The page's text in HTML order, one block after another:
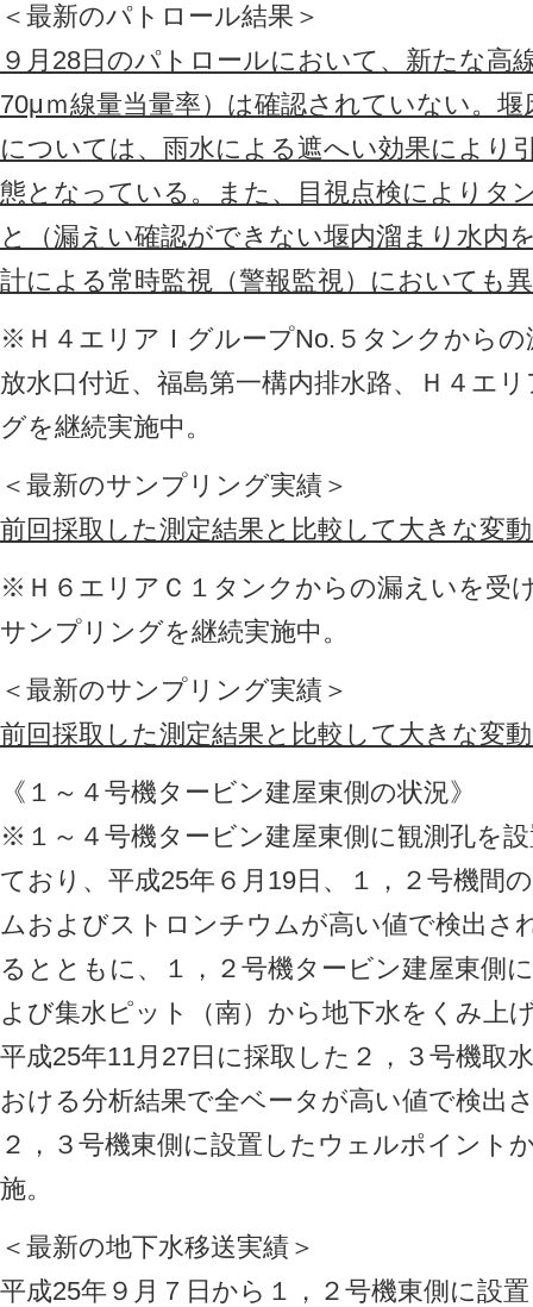
＜最新のパトロール結果＞
９月28日のパトロールにおいて、新たな高
70μｍ線量当量率）は確認されていない。
については、雨水による遮へい効果により
態となっている。また、目視点検によりタ
と（漏えい確認ができない堰内溜まり水内
計による常時監視（警報監視）においても
※Ｈ４エリアＩグループNo.５タンクから
放水口付近、福島第一構内排水路、Ｈ４エ
グを継続実施中。
＜最新のサンプリング実績＞
前回採取した測定結果と比較して大きな変
※Ｈ６エリアＣ１タンクからの漏えいを受
サンプリングを継続実施中。
＜最新のサンプリング実績＞
前回採取した測定結果と比較して大きな変
《１～４号機タービン建屋東側の状況》
※１～４号機タービン建屋東側に観測孔を
ており、平成25年６月19日、１，２号機間
ムおよびストロンチウムが高い値で検出さ
るとともに、１，２号機タービン建屋東側
よび集水ピット（南）から地下水をくみ上
平成25年11月27日に採取した２，３号機取
おける分析結果で全ベータが高い値で検出
２，３号機東側に設置したウェルポイント
施。
＜最新の地下水移送実績＞
平成25年９月７日から１，２号機東側に設